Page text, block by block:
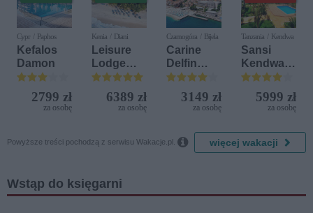
Cypr / Paphos
Kefalos
Damon
2799 zł
za osobę
Kenia / Diani
Leisure
Lodge
Beach &
Golf
Resort by
Diamonds
6389 zł
za osobę
Czarnogóra / Bijela
Carine
Delfin
Bijela (ex.
Iberostar
Bijela
3149 zł
za osobę
Tanzania / Kendwa
Sansi
Kendwa
Beach
Resort
5999 zł
za osobę
Powyższe treści pochodzą z serwisu Wakacje.pl.  więcej wakacji
Wstąp do księgarni